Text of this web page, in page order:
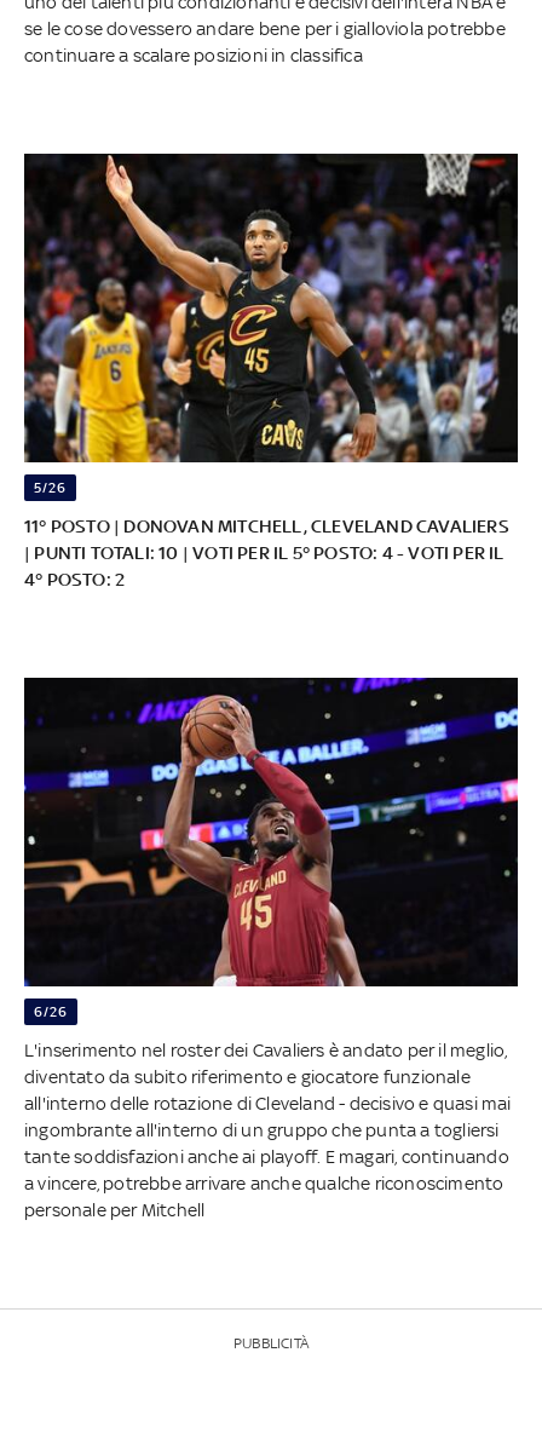
se le cose dovessero andare bene per i gialloviola potrebbe
continuare a scalare posizioni in classifica
5/26
11° POSTO | DONOVAN MITCHELL, CLEVELAND CAVALIERS
| PUNTI TOTALI: 10 | VOTI PER IL 5° POSTO: 4 - VOTI PER IL
4° POSTO: 2
6/26
L'inserimento nel roster dei Cavaliers è andato per il meglio,
diventato da subito riferimento e giocatore funzionale
all'interno delle rotazione di Cleveland - decisivo e quasi mai
ingombrante all'interno di un gruppo che punta a togliersi
tante soddisfazioni anche ai playoff. E magari, continuando
a vincere, potrebbe arrivare anche qualche riconoscimento
personale per Mitchell
PUBBLICITÀ